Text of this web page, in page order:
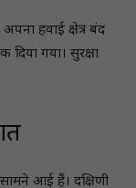
हवाई क्षेत्र बंद
दिया गया। सुरक्षा
आई हैं। दक्षिणी